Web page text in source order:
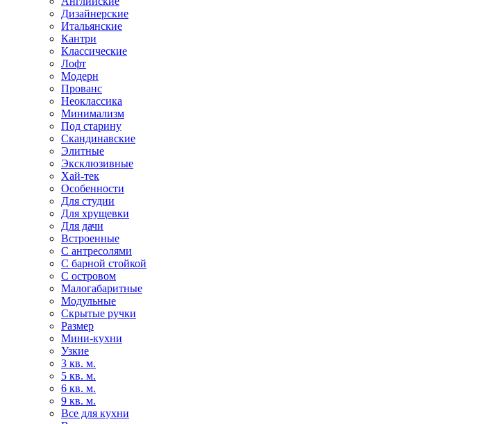
Дизайнерские
Итальянские
Кантри
Классические
Лофт
Модерн
Прованс
Неоклассика
Минимализм
Под старину
Скандинавские
Элитные
Эксклюзивные
Хай-тек
Особенности
Для студии
Для хрущевки
Для дачи
Встроенные
С антресолями
С барной стойкой
С островом
Малогабаритные
Модульные
Скрытые ручки
Размер
Мини-кухни
Узкие
3 кв. м.
5 кв. м.
6 кв. м.
9 кв. м.
Все для кухни